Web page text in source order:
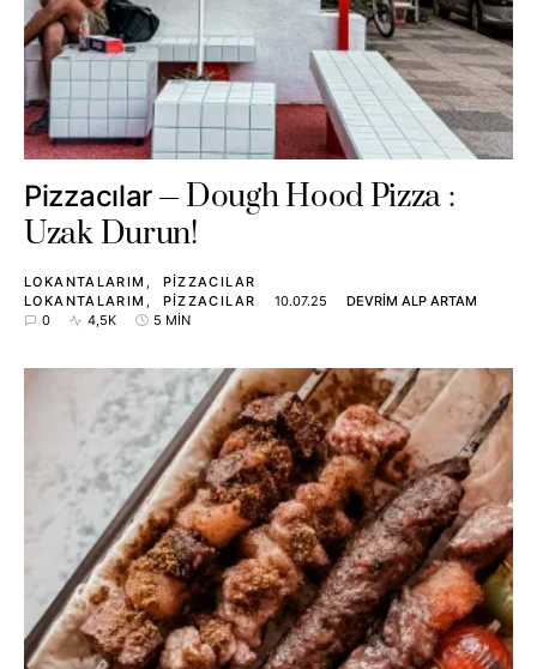
Pizzacılar
Dough Hood Pizza :
Uzak Durun!
LOKANTALARIM
PIZZACILAR
LOKANTALARIM
PIZZACILAR 10.07.25
DEVRIM ALP ARTAM
0
4,5K 5 MIN